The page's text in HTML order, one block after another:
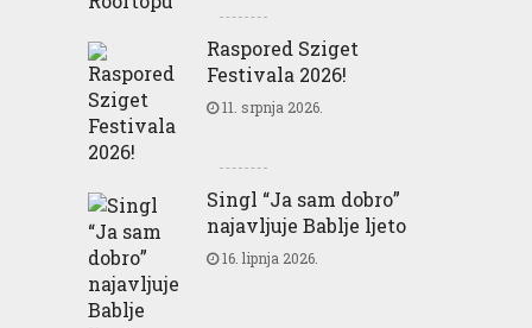
Raspored Sziget
Festivala 2026!
11. srpnja 2026.
Singl “Ja sam dobro”
najavljuje Bablje ljeto
16. lipnja 2026.